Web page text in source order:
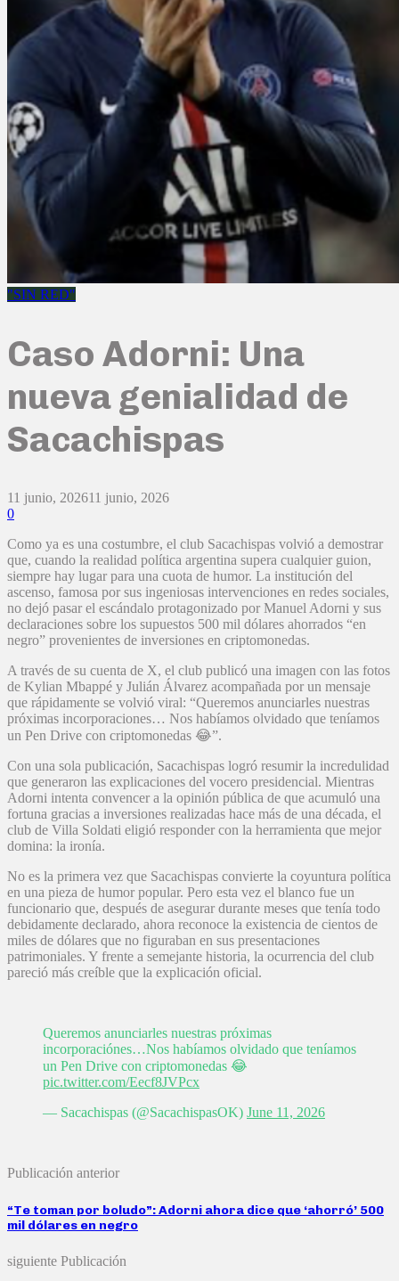
"SIN RED"
Caso Adorni: Una
nueva genialidad de
Sacachispas
11 junio, 202611 junio, 2026
0
Como ya es una costumbre, el club Sacachispas volvió a demostrar
que, cuando la realidad política argentina supera cualquier guion,
siempre hay lugar para una cuota de humor. La institución del
ascenso, famosa por sus ingeniosas intervenciones en redes sociales,
no dejó pasar el escándalo protagonizado por Manuel Adorni y sus
declaraciones sobre los supuestos 500 mil dólares ahorrados “en
negro” provenientes de inversiones en criptomonedas.
A través de su cuenta de X, el club publicó una imagen con las fotos
de Kylian Mbappé y Julián Álvarez acompañada por un mensaje
que rápidamente se volvió viral: “Queremos anunciarles nuestras
próximas incorporaciones… Nos habíamos olvidado que teníamos
un Pen Drive con criptomonedas 😂”.
Con una sola publicación, Sacachispas logró resumir la incredulidad
que generaron las explicaciones del vocero presidencial. Mientras
Adorni intenta convencer a la opinión pública de que acumuló una
fortuna gracias a inversiones realizadas hace más de una década, el
club de Villa Soldati eligió responder con la herramienta que mejor
domina: la ironía.
No es la primera vez que Sacachispas convierte la coyuntura política
en una pieza de humor popular. Pero esta vez el blanco fue un
funcionario que, después de asegurar durante meses que tenía todo
debidamente declarado, ahora reconoce la existencia de cientos de
miles de dólares que no figuraban en sus presentaciones
patrimoniales. Y frente a semejante historia, la ocurrencia del club
pareció más creíble que la explicación oficial.
Queremos anunciarles nuestras próximas
incorporaciónes…Nos habíamos olvidado que teníamos
un Pen Drive con criptomonedas 😂
pic.twitter.com/Eecf8JVPcx
— Sacachispas (@SacachispasOK) June 11, 2026
Publicación anterior
“Te toman por boludo”: Adorni ahora dice que ‘ahorró’ 500
mil dólares en negro
siguiente Publicación